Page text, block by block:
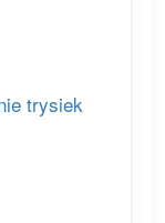
trysiek